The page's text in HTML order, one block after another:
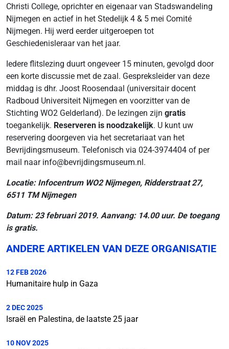
Christi College, oprichter en eigenaar van Stadswandeling
Nijmegen en actief in het Stedelijk 4 & 5 mei Comité
Nijmegen. Hij werd eerder uitgeroepen tot
Geschiedenisleraar van het jaar.
Iedere flitslezing duurt ongeveer 15 minuten, gevolgd door
een korte discussie met de zaal. Gespreksleider van deze
middag is dhr. Joost Roosendaal (universitair docent
Radboud Universiteit Nijmegen en voorzitter van de
Stichting WO2 Gelderland). De lezingen zijn gratis
toegankelijk. Reserveren is noodzakelijk. U kunt uw
reservering doorgeven via het secretariaat van het
Bevrijdingsmuseum. Telefonisch via 024-3974404 of per
mail naar info@bevrijdingsmuseum.nl.
Locatie: Infocentrum WO2 Nijmegen, Ridderstraat 27,
6511 TM Nijmegen
Datum: 23 februari 2019. Aanvang: 14.00 uur. De toegang
is gratis.
ANDERE ARTIKELEN VAN DEZE ORGANISATIE
12 FEB 2026
Humanitaire hulp in Gaza
2 DEC 2025
Israël en Palestina, de laatste 25 jaar
10 NOV 2025